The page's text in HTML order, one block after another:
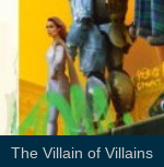
The Villain of Villains